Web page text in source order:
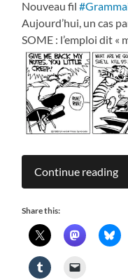
Nouveau fil
Aujourd’hui, un cas
SOME : l’emploi dit «
Continue reading
Share this: